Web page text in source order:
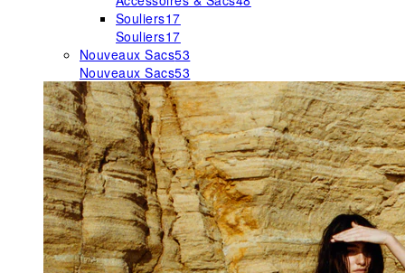
Souliers17
Souliers17
Nouveaux Sacs53
Nouveaux Sacs53